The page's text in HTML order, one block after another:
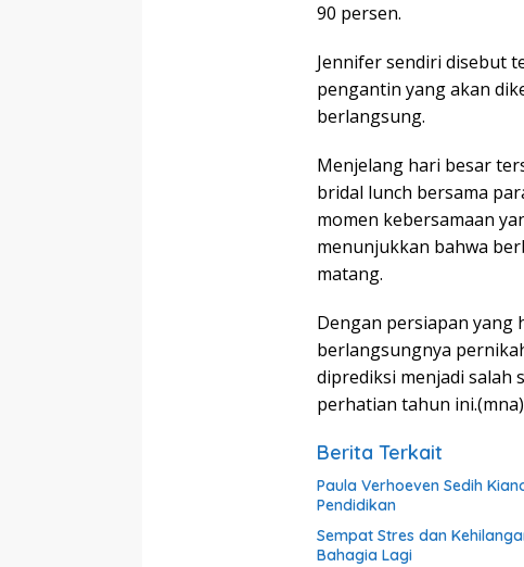
90 persen.
Jennifer sendiri disebut
pengantin yang akan
berlangsung.
Menjelang hari besar
bridal lunch bersama
momen kebersamaan
menunjukkan bahwa
matang.
Dengan persiapan
berlangsungnya
diprediksi menjadi salah
perhatian tahun ini.(mna)
Berita Terkait
Paula Verhoeven Sedih
Pendidikan
Sempat Stres dan
Bahagia Lagi